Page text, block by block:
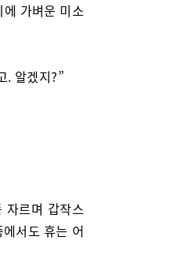
가벼운 미소
. 알겠지?”
자르며 갑작스
서도 휴는 어